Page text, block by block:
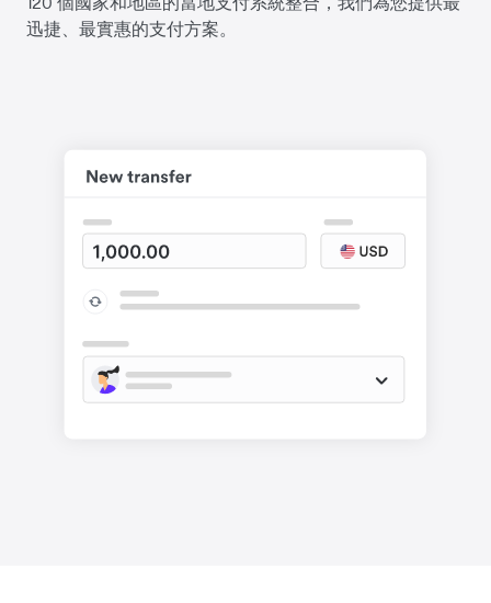
迅捷、最實惠的支付方案。